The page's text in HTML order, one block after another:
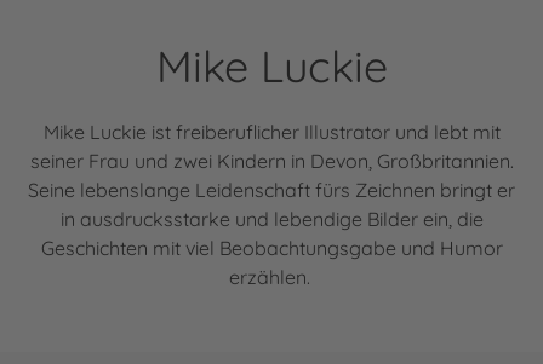
Mike Luckie
Mike Luckie ist freiberuflicher Illustrator und lebt mit
seiner Frau und zwei Kindern in Devon, Großbritannien.
Seine lebenslange Leidenschaft fürs Zeichnen bringt er
in ausdrucksstarke und lebendige Bilder ein, die
Geschichten mit viel Beobachtungsgabe und Humor
erzählen.